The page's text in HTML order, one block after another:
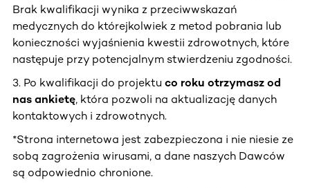
Brak kwalifikacji wynika z przeciwwskazań
medycznych do którejkolwiek z metod pobrania lub
konieczności wyjaśnienia kwestii zdrowotnych, które
następuje przy potencjalnym stwierdzeniu zgodności.
3. Po kwalifikacji do projektu co roku otrzymasz od
nas ankietę, która pozwoli na aktualizację danych
kontaktowych i zdrowotnych.
*Strona internetowa jest zabezpieczona i nie niesie ze
sobą zagrożenia wirusami, a dane naszych Dawców
są odpowiednio chronione.